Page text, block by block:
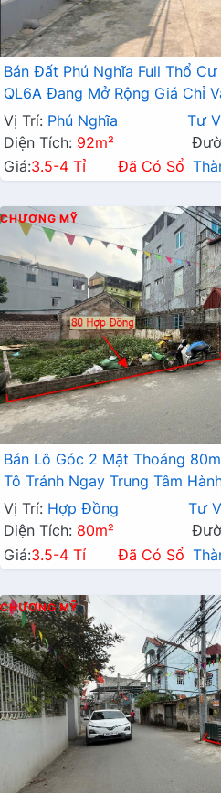
Bán Đất Phú Nghĩa Full Thổ
QL6A Đang Mở Rộng Giá Chỉ
Vị Trí: Phú Nghĩa Tư
Diện Tích: 92m²
Giá:3.5-4 Tỉ Đã Có Sổ
CHƯƠNG MỸ
Bán Lô Góc 2 Mặt Thoáng
Tô Tránh Ngay Trung Tâm
TL419
Vị Trí: Hợp Đồng Tư
Diện Tích: 80m²
Giá:3.5-4 Tỉ Đã Có Sổ
CHƯƠNG MỸ